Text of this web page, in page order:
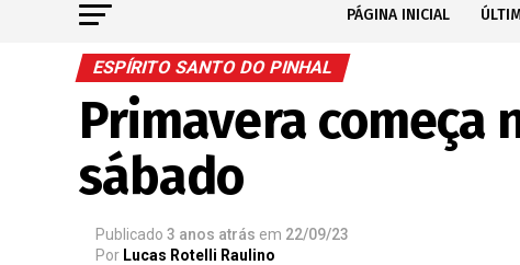
PÁGINA INICIAL
ESPÍRITO SANTO DO PINHAL
Primavera começa
sábado
Publicado 3 anos atrás em 22/09/23
Por Lucas Rotelli Raulino